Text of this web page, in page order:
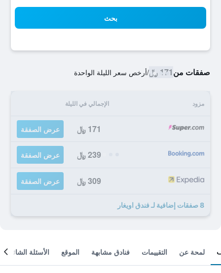
بحث
صفقات من171 ﷼ /أرخص سعر الليلة الواحدة
مزود الإجمالي في الليلة
171 ﷼ عرض الصفقة
239 ﷼ عرض الصفقة
309 ﷼ عرض الصفقة
8 صفقات إضافية لـ فندق اويغار
لمحة عن التقييمات فنادق مشابهة الموقع الأسئلة الشائعة